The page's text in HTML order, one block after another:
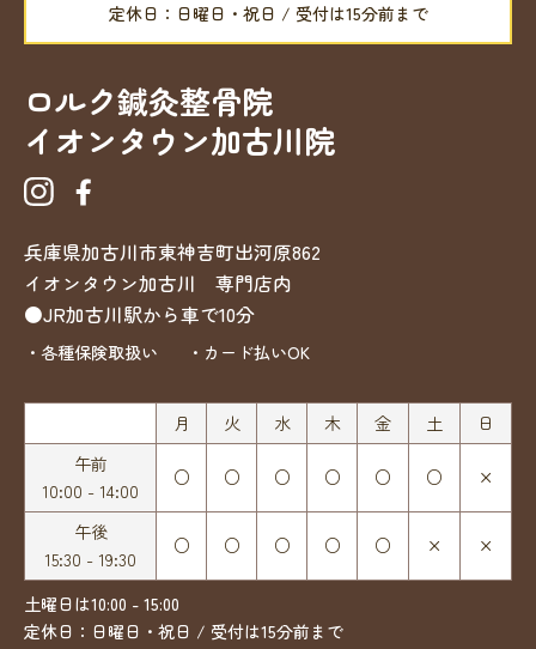
定休日：日曜日・祝日 / 受付は15分前まで
ロルク鍼灸整骨院
イオンタウン加古川院
兵庫県加古川市東神吉町出河原862
イオンタウン加古川 専門店内
●JR加古川駅から車で10分
・各種保険取扱い ・カード払いOK
月 火 水 木 金 土
日
午前
10:00 - 14:00
○ ○ ○ ○ ○ ○ ×
午後
15:30 - 19:30
○ ○ ○ ○ ○ × ×
土曜日は10:00 - 15:00
定休日：日曜日・祝日 / 受付は15分前まで